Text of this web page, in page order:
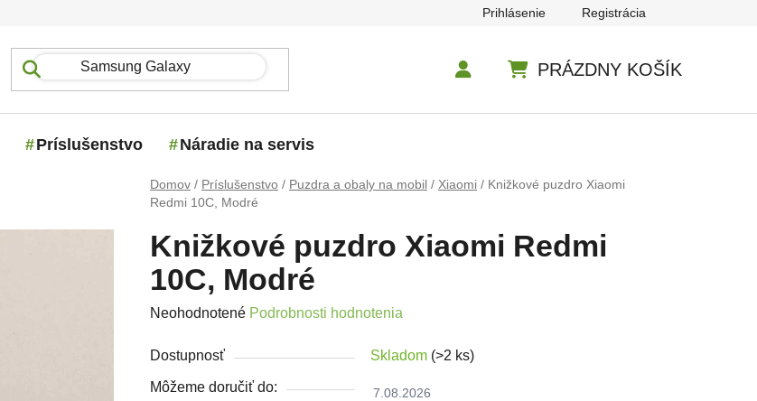
Prihlásenie Registrácia
PRÁZDNY KOŠÍK
Príslušenstvo Náradie na servis
Domov / Príslušenstvo / Puzdra a obaly na mobil / Xiaomi / Knižkové puzdro Xiaomi
Redmi 10C, Modré
Knižkové puzdro Xiaomi Redmi
10C, Modré
Priemerné hodnotenie produktu je 0,0 z 5 hviezdičiek.
Neohodnotené Podrobnosti hodnotenia
Dostupnosť Skladom (>2 ks)
Môžeme doručiť do: 7.08.2026